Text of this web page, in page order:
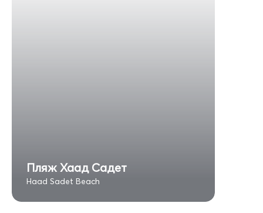
Пляж Хаад Садет
Haad Sadet Beach